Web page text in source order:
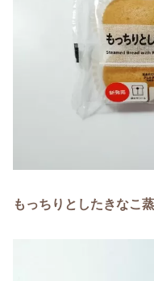
もっちりとしたきなこ